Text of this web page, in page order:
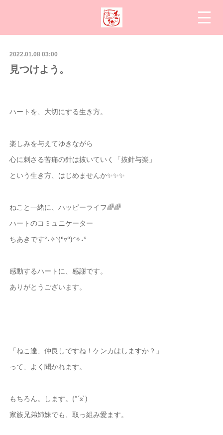
2022.01.08 03:00
見つけよう。
ハートを、大切にする生き方。
楽しみを与えてゆきながら
心に刺さる苦痛の針は抜いていく「抜針与楽」
という生き方、はじめませんか✨✨✨
ねこと一緒に、ハッピーライフ🌈🌈
ハートのコミュニケーター
ちあきです°˖✧◝(⁰▿⁰)◜✧˖°
感動するハートに、感謝です。
ありがとうございます。
「ねこ達、仲良しですね！ケンカはしますか？」
って、よく聞かれます。
もちろん。します。(*´з`)
家族兄弟姉妹でも、取っ組み愛ます。